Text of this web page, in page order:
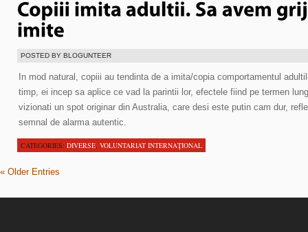
POSTED BY BLOGUNTEER
In mod natural, copiii au tendinta de a imita/copia comportamentul
timp, ei incep sa aplice ce vad la parintii lor, efectele fiind pe termen
vizionati un spot originar din Australia, care desi este putin cam dur,
semnal de alarma autentic.
CATEGORIES: DIVERSE, VOLUNTARIAT INTERNAŢIONAL
« Older Entries